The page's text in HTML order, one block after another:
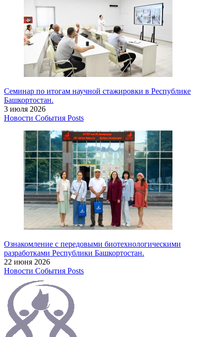
Семинар по итогам научной стажировки в Республике
Башкортостан.
3 июля 2026
Новости События Posts
Ознакомление с передовыми биотехнологическими
разработками Республики Башкортостан.
22 июня 2026
Новости События Posts